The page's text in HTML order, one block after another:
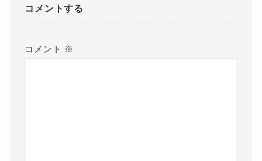
コメントする
コメント ※